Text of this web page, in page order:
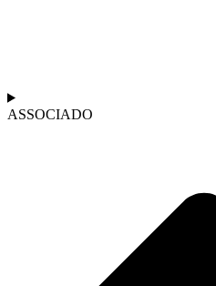
ASSOCIADO